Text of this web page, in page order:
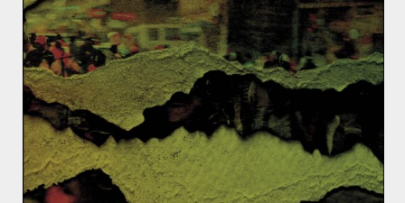
Depuis leur indépendance, aucune stratégie régionale
cohérente de partage n’a été mise en place. Chacun
des pays de la région poursuit séparément sa propre
stratégie de développement, qui repose sur une
utilisation intensifiée des mêmes ressources en eau,
qui plus est via des infrastructures qui ont périclité car
peu ou pas entretenues depuis la fin de l’ère
soviétique. En effet, on estime que plus de 60% de l’eau
extraite des rivières n’atteint pas les champs auxquels